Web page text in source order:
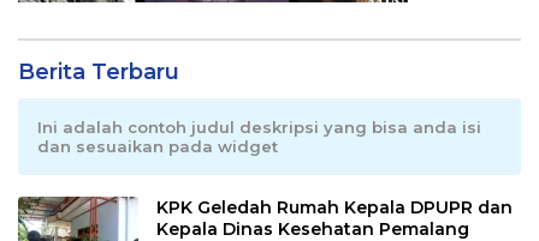
Berita Terbaru
Ini adalah contoh judul deskripsi yang bisa anda isi
dan sesuaikan pada widget
KPK Geledah Rumah Kepala DPUPR dan
Kepala Dinas Kesehatan Pemalang